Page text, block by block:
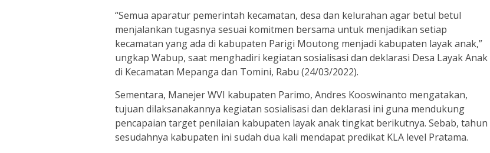
“Semua aparatur pemerintah kecamatan, desa dan kelurahan agar betul betul
menjalankan tugasnya sesuai komitmen bersama untuk menjadikan setiap
kecamatan yang ada di kabupaten Parigi Moutong menjadi kabupaten layak anak,”
ungkap Wabup, saat menghadiri kegiatan sosialisasi dan deklarasi Desa Layak Anak
di Kecamatan Mepanga dan Tomini, Rabu (24/03/2022).
Sementara, Manejer WVI kabupaten Parimo, Andres Kooswinanto mengatakan,
tujuan dilaksanakannya kegiatan sosialisasi dan deklarasi ini guna mendukung
pencapaian target penilaian kabupaten layak anak tingkat berikutnya. Sebab, tahun
sesudahnya kabupaten ini sudah dua kali mendapat predikat KLA level Pratama.